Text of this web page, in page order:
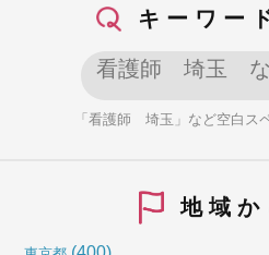
キーワー
「看護師 埼玉」など空白ス
地域か